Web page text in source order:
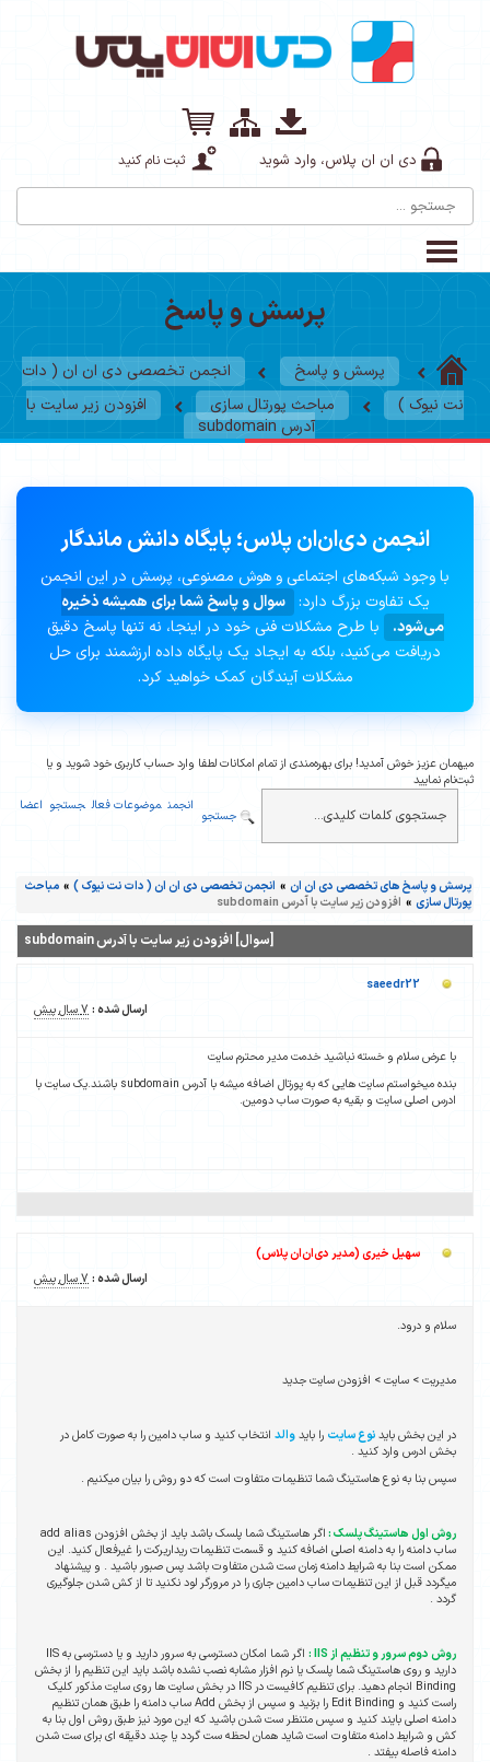
دی ان ان پلاس، وارد شوید ثبت نام کنید
پرسش و پاسخ
پرسش و پاسخ
انجمن تخصصی دی ان ان ( دات
نت نیوک )
مباحث پورتال سازی
افزودن زیر سایت با
آدرس subdomain
انجمن دی‌ان‌ان پلاس؛ پایگاه دانش ماندگار
با وجود شبکه‌های اجتماعی و هوش مصنوعی، پرسش در این انجمن
یک تفاوت بزرگ دارد: سوال و پاسخ شما برای همیشه ذخیره
می‌شود.
با طرح مشکلات فنی خود در اینجا، نه تنها پاسخ دقیق
دریافت می‌کنید، بلکه به ایجاد یک پایگاه داده ارزشمند برای حل
مشکلات آیندگان کمک خواهید کرد.
میهمان عزیز خوش آمدید! برای بهره‌مندی از تمام امکانات لطفا وارد حساب کاربری خود شوید و یا
ثبت‌نام نمایید
انجمن موضوعات فعال جستجو اعضا
جستجو
پرسش و پاسخ های تخصصی دی ان ان » انجمن تخصصی دی ان ان ( دات نت نیوک ) » مباحث
پورتال سازی » افزودن زیر سایت با آدرس subdomain
[سوال] افزودن زیر سایت با آدرس subdomain
saeedr22
ارسال شده : 7 سال پیش
با عرض سلام و خسته نباشید خدمت مدیر محترم سایت
بنده میخواستم سایت هایی که به پورتال اضافه میشه با آدرس subdomain باشند.یک سایت با
ادرس اصلی سایت و بقیه به صورت ساب دومین.
سهیل خیری (مدیر دی‌ان‌ان پلاس)
ارسال شده : 7 سال پیش
سلام و درود.
مدیریت > سایت > افزودن سایت جدید
در این بخش بایدنوع سایت را بایدوالد انتخاب کنید و ساب دامین را به صورت کامل در
بخش ادرس وارد کنید .
سپس بنا به نوع هاستینگ شما تنظیمات متفاوت است که دو روش را بیان میکنیم .
روش اول هاستینگ پلسک :
اگر هاستینگ شما پلسک باشد باید از بخش افزودن add alias
ساب دامنه را به دامنه اصلی اضافه کنید و قسمت تنظیمات ریداریرکت را غیرفعال کنید. این
ممکن است بنا به شرایط دامنه زمان ست شدن متفاوت باشد پس صبور باشید . و پیشنهاد
میگردد قبل از این تنظیمات ساب دامین جاری را در مرورگر لود نکنید تا از کش شدن جلوگیری
گردد .
روش دوم سرور و تنظیم از IIS :
اگر شما امکان دسترسی به سرور دارید و یا دسترسی به IIS
دارید و روی هاستینگ شما پلسک یا نرم افزار مشابه نصب نشده باشد باید این تنظیم را از بخش
Binding انجام دهید. برای تنظیم کافیست در IIS در بخش سایت ها روی سایت مذکور کلیک
راست کنید و Edit Binding را بزنید و سپس از بخش Add ساب دامنه را طبق همان تنظیم
دامنه اصلی بایند کنید و سپس متنظر ست شدن باشید که این مورد نیز طبق روش اول بنا به
کش و شرایط دامنه متفاوت است شاید همان لحظه ست گردد یا چند دقیقه ای برای ست شدن
دامنه فاصله بیفتد .